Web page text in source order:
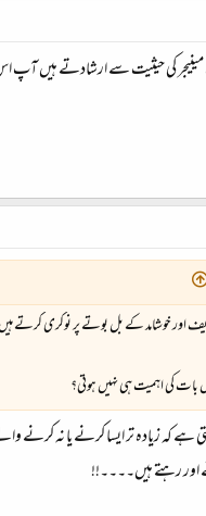
مینیجر کی حیثیت سے ارشادتے ہیں آپ
خوشامد کے بل بوتے پر نوکری کرتے
کی اہمیت ہی نہیں ہوتی؟
ہے کہ زیادہ تر ایسا کرنے یا نہ
رہتے ہیں۔۔۔۔!!